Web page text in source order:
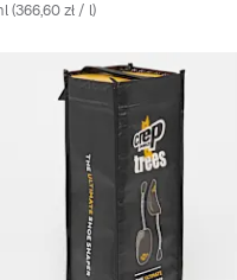
(366,60 zł / l)